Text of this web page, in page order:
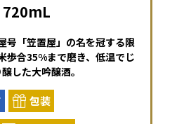
720mL
号「笠置屋」の名を冠する限
歩合35%まで磨き、低温でじ
した大吟醸酒。
包装